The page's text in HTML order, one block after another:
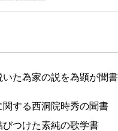
いた為家の説を為顕が聞書
関する西洞院時秀の聞書
びつけた素純の歌学書